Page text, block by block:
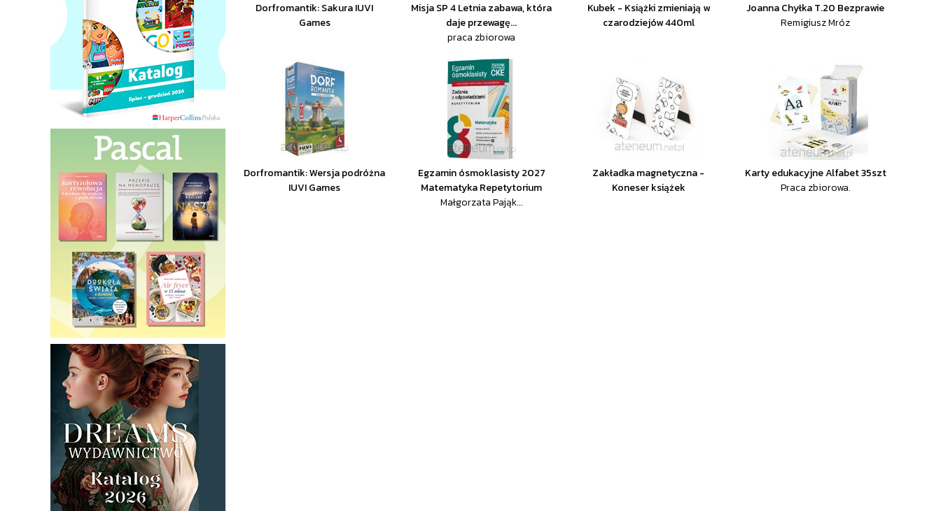
Dorfromantik: Sakura IUVI
Games
Misja SP 4 Letnia zabawa, która
daje przewagę...
praca zbiorowa
Kubek - Książki zmieniają w
czarodziejów 440ml
Joanna Chyłka T.20 Bezprawie
Remigiusz Mróz
Dorfromantik: Wersja podróżna
IUVI Games
Egzamin ósmoklasisty 2027
Matematyka Repetytorium
Małgorzata Pająk...
Zakładka magnetyczna -
Koneser książek
Karty edukacyjne Alfabet 35szt
Praca zbiorowa.